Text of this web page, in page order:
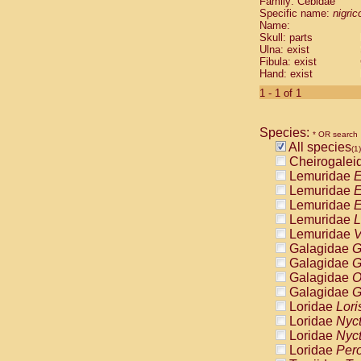
Cebidae
Cebidae
Cebidae
Cebidae
Cebidae
Cebidae
Cebidae
Cebidae
Cebidae
Cebidae
Cebidae
Cebidae
Atelidae
Atelidae
Atelidae
Atelidae
Atelidae
Atelidae
Atelidae
Atelidae
Atelidae
Atelidae
Pitheciidae
Specific name:
Name:
Skull: parts
Ulna: exist
Fibula: exist
Hand: exist
1 - 1 of 1
Species: * OR search
All species(1)
Lemuridae
Lemuridae
Lemuridae
Lemuridae
Lemuridae
Galagidae
Galagidae
Galagidae
Galagidae
Loridae
Loridae
Loridae
Loridae